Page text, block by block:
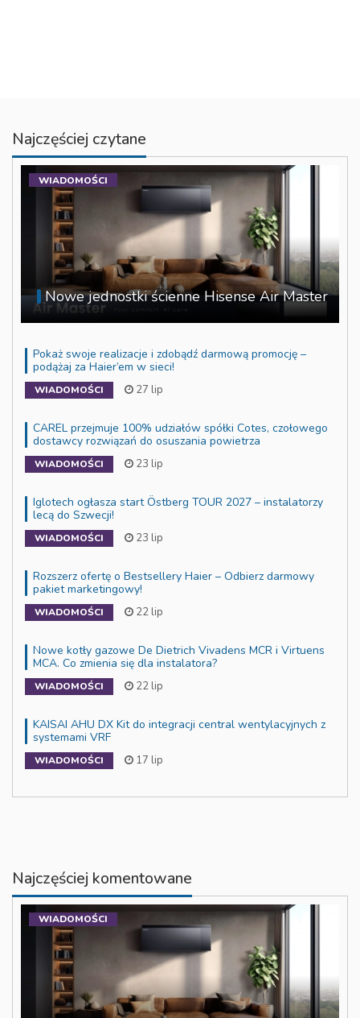
Najczęściej czytane
Nowe jednostki ścienne Hisense Air Master
WIADOMOŚCI
Pokaż swoje realizacje i zdobądź darmową promocję –
podążaj za Haier’em w sieci!
WIADOMOŚCI 27 lip
CAREL przejmuje 100% udziałów spółki Cotes, czołowego
dostawcy rozwiązań do osuszania powietrza
WIADOMOŚCI 23 lip
Iglotech ogłasza start Östberg TOUR 2027 – instalatorzy
lecą do Szwecji!
WIADOMOŚCI 23 lip
Rozszerz ofertę o Bestsellery Haier – Odbierz darmowy
pakiet marketingowy!
WIADOMOŚCI 22 lip
Nowe kotły gazowe De Dietrich Vivadens MCR i Virtuens
MCA. Co zmienia się dla instalatora?
WIADOMOŚCI 22 lip
KAISAI AHU DX Kit do integracji central wentylacyjnych z
systemami VRF
WIADOMOŚCI 17 lip
Najczęściej komentowane
WIADOMOŚCI